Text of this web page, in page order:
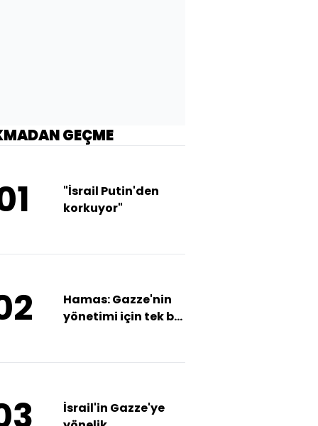
GEÇME
"İsrail Putin'den
korkuyor"
Hamas: Gazze'nin
yönetimi için tek bir
İsrail'in Gazze'ye